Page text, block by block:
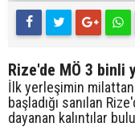
Rize'de MÖ 3 binli
İlk yerleşimin
başladığı sanılan
dayanan kalıntılar